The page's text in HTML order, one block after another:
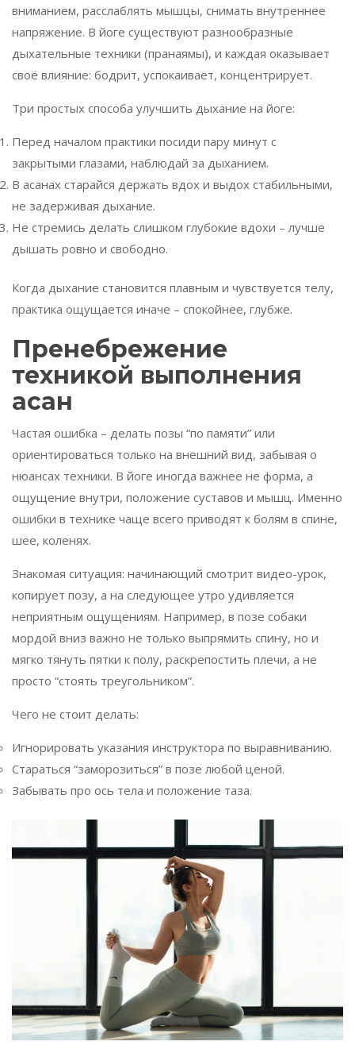
вниманием, расслаблять мышцы, снимать внутреннее
напряжение. В йоге существуют разнообразные
дыхательные техники (пранаямы), и каждая оказывает
своё влияние: бодрит, успокаивает, концентрирует.
Три простых способа улучшить дыхание на йоге:
Перед началом практики посиди пару минут с
закрытыми глазами, наблюдай за дыханием.
В асанах старайся держать вдох и выдох стабильными,
не задерживая дыхание.
Не стремись делать слишком глубокие вдохи – лучше
дышать ровно и свободно.
Когда дыхание становится плавным и чувствуется телу,
практика ощущается иначе – спокойнее, глубже.
Пренебрежение
техникой выполнения
асан
Частая ошибка – делать позы “по памяти” или
ориентироваться только на внешний вид, забывая о
нюансах техники. В йоге иногда важнее не форма, а
ощущение внутри, положение суставов и мышц. Именно
ошибки в технике чаще всего приводят к болям в спине,
шее, коленях.
Знакомая ситуация: начинающий смотрит видео-урок,
копирует позу, а на следующее утро удивляется
неприятным ощущениям. Например, в позе собаки
мордой вниз важно не только выпрямить спину, но и
мягко тянуть пятки к полу, раскрепостить плечи, а не
просто “стоять треугольником”.
Чего не стоит делать:
Игнорировать указания инструктора по выравниванию.
Стараться “заморозиться” в позе любой ценой.
Забывать про ось тела и положение таза.